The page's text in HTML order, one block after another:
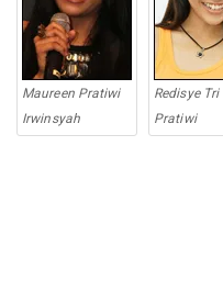
Maureen Pratiwi
Irwinsyah
Redisye Tri
Pratiwi